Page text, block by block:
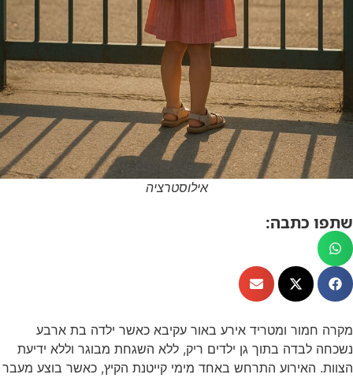
אילוסטרציה
שתפו כתבה:
מקרה חמור ומטריד אירע באור עקיבא כאשר ילדה בת ארבע
נשכחה לבדה בתוך גן ילדים ריק, ללא השגחת מבוגר וללא ידיעת
הצוות. האירוע התרחש באחד מימי קייטנת הקיץ, כאשר בוצע מעבר